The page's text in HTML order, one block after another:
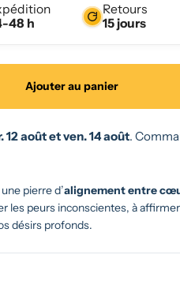
48 h
Retours
15 jours
Ajouter au panier
12 août et ven. 14 août.
pierre d’alignement entre
les peurs inconscientes, à
désirs profonds.